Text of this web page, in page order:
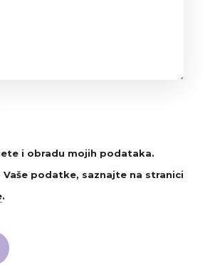
i obradu mojih podataka.
podatke, saznajte na stranici
.